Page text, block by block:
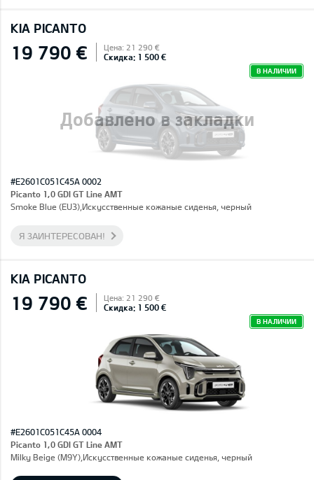
KIA PICANTO
Добавлено в закладки
19 790 € Цена: 21 290 €
Скидка: 1 500 €
В НАЛИЧИИ
#E2601C051C45A 0002
Picanto 1,0 GDI GT Line AMT
Smoke Blue (EU3),Искусственные кожаные сиденья, черный
Я ЗАИНТЕРЕСОВАН!
KIA PICANTO
19 790 € Цена: 21 290 €
Скидка: 1 500 €
В НАЛИЧИИ
#E2601C051C45A 0004
Picanto 1,0 GDI GT Line AMT
Milky Beige (M9Y),Искусственные кожаные сиденья, черный